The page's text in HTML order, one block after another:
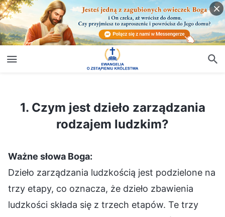
1. Czym jest dzieło zarządzania rodzajem ludzkim?
1. Czym jest dzieło zarządzania
rodzajem ludzkim?
Ważne słowa Boga:
Dzieło zarządzania ludzkością jest podzielone na
trzy etapy, co oznacza, że dzieło zbawienia
ludzkości składa się z trzech etapów. Te trzy